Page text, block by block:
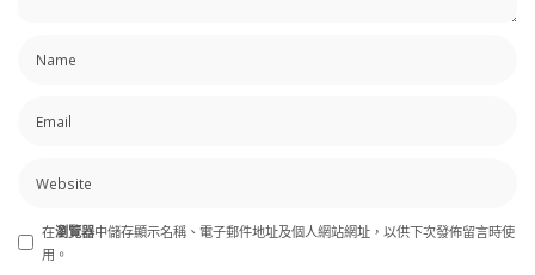
在瀏覽器中儲存顯示名稱、電子郵件地址及個人網站網址，以供下次發佈留言時使
用。